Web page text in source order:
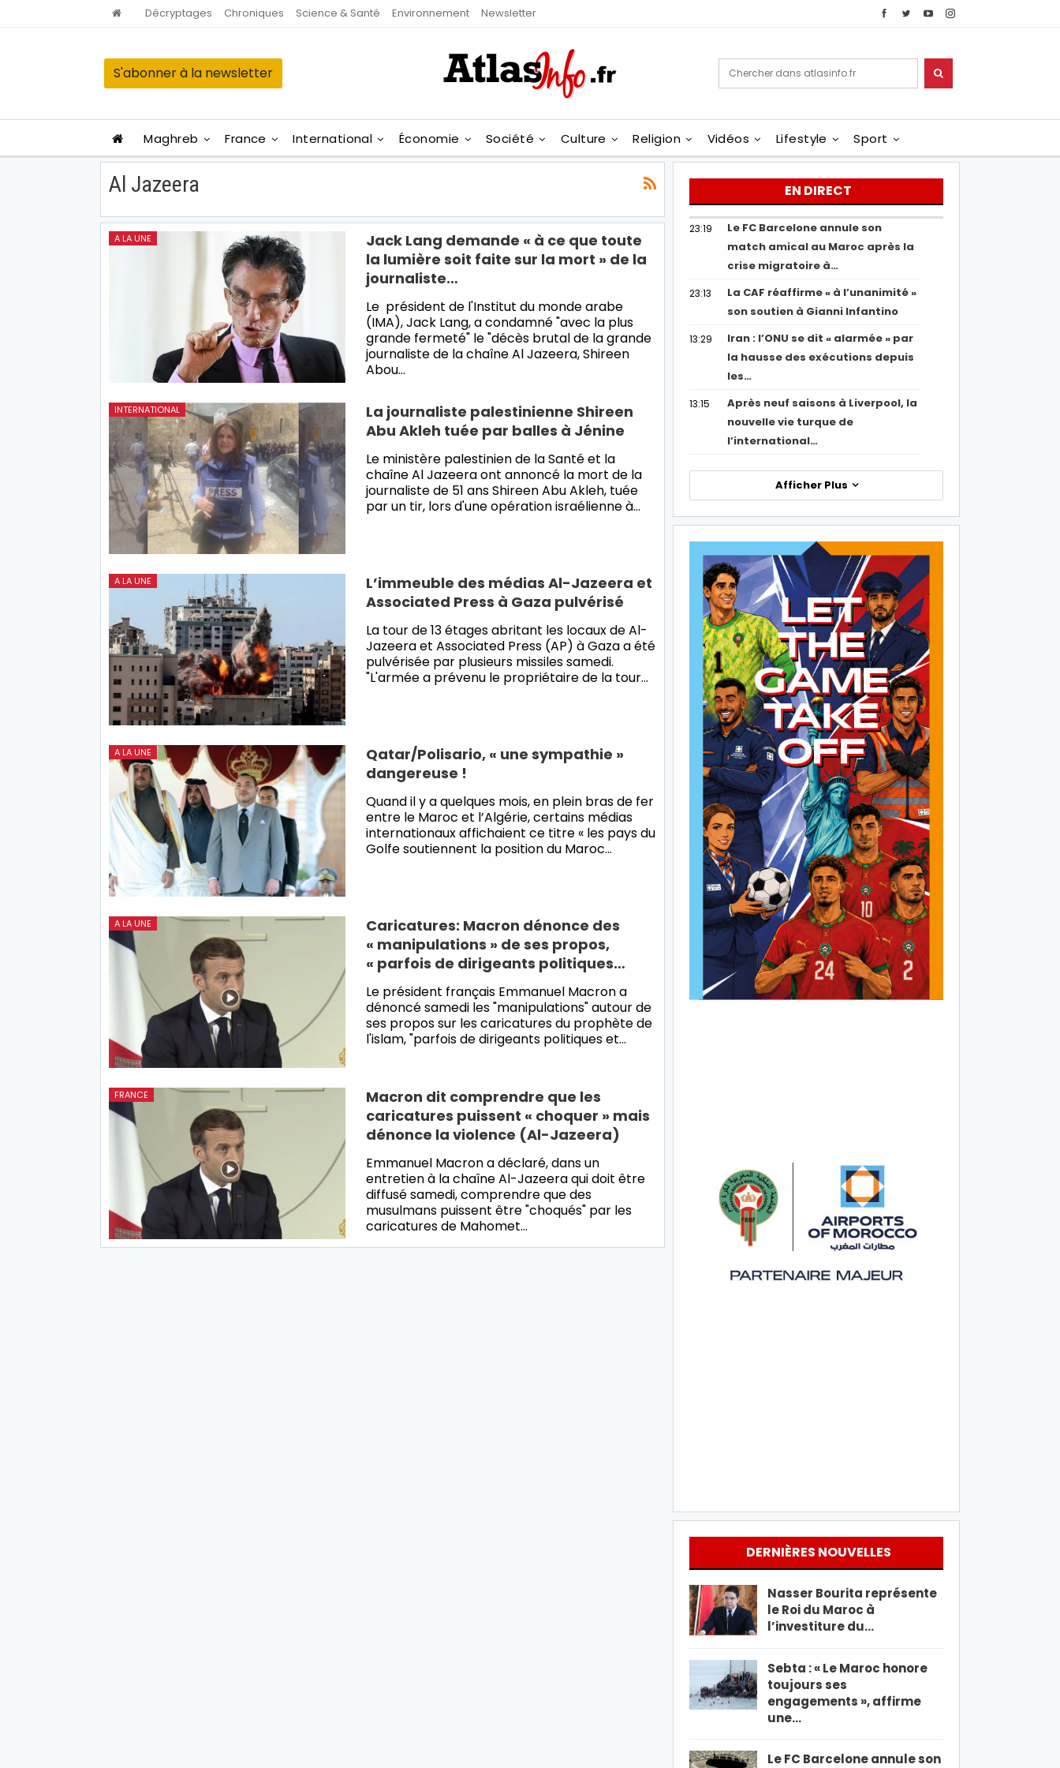
Décryptages Chroniques Science & Santé Environnement Newsletter
S'abonner à la newsletter
Maghreb France International Économie Société Culture Religion Vidéos Lifestyle Sport
Al Jazeera
A LA UNE
Jack Lang demande « à ce que toute
la lumière soit faite sur la mort » de la
journaliste…
Le président de l'Institut du monde arabe
(IMA), Jack Lang, a condamné "avec la plus
grande fermeté" le "décès brutal de la grande
journaliste de la chaîne Al Jazeera, Shireen
Abou…
INTERNATIONAL
La journaliste palestinienne Shireen
Abu Akleh tuée par balles à Jénine
Le ministère palestinien de la Santé et la
chaîne Al Jazeera ont annoncé la mort de la
journaliste de 51 ans Shireen Abu Akleh, tuée
par un tir, lors d'une opération israélienne à…
A LA UNE
L’immeuble des médias Al-Jazeera et
Associated Press à Gaza pulvérisé
La tour de 13 étages abritant les locaux de Al-
Jazeera et Associated Press (AP) à Gaza a été
pulvérisée par plusieurs missiles samedi.
"L'armée a prévenu le propriétaire de la tour…
A LA UNE
Qatar/Polisario, « une sympathie »
dangereuse !
Quand il y a quelques mois, en plein bras de fer
entre le Maroc et l’Algérie, certains médias
internationaux affichaient ce titre « les pays du
Golfe soutiennent la position du Maroc…
A LA UNE
Caricatures: Macron dénonce des
« manipulations » de ses propos,
« parfois de dirigeants politiques…
Le président français Emmanuel Macron a
dénoncé samedi les "manipulations" autour de
ses propos sur les caricatures du prophète de
l'islam, "parfois de dirigeants politiques et…
FRANCE
Macron dit comprendre que les
caricatures puissent « choquer » mais
dénonce la violence (Al-Jazeera)
Emmanuel Macron a déclaré, dans un
entretien à la chaîne Al-Jazeera qui doit être
diffusé samedi, comprendre que des
musulmans puissent être "choqués" par les
caricatures de Mahomet…
EN DIRECT
23:19
Le FC Barcelone annule son
match amical au Maroc après la
crise migratoire à…
23:13
La CAF réaffirme « à l’unanimité »
son soutien à Gianni Infantino
13:29
Iran : l’ONU se dit « alarmée » par
la hausse des exécutions depuis
les…
13:15
Après neuf saisons à Liverpool, la
nouvelle vie turque de
l’international…
Afficher Plus
DERNIÈRES NOUVELLES
Nasser Bourita représente
le Roi du Maroc à
l’investiture du…
Sebta : « Le Maroc honore
toujours ses
engagements », affirme
une…
Le FC Barcelone annule son